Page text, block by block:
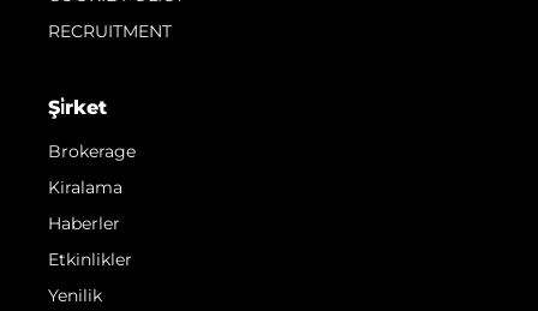
RECRUITMENT
Şi̇rket
Brokerage
Kiralama
Haberler
Etkinlikler
Yenilik